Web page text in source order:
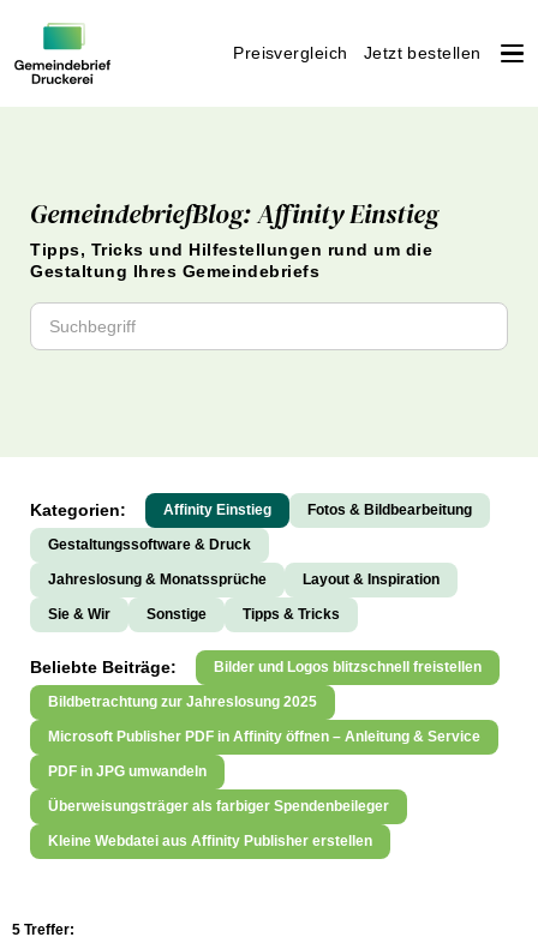
Preisvergleich Jetzt bestellen
GemeindebriefBlog: Affinity Einstieg
Tipps, Tricks und Hilfestellungen rund um die
Gestaltung Ihres Gemeindebriefs
Kategorien: Affinity Einstieg Fotos & Bildbearbeitung
Gestaltungssoftware & Druck
Jahreslosung & Monatssprüche Layout & Inspiration
Sie & Wir Sonstige Tipps & Tricks
Beliebte Beiträge: Bilder und Logos blitzschnell freistellen
Bildbetrachtung zur Jahreslosung 2025
Microsoft Publisher PDF in Affinity öffnen – Anleitung & Service
PDF in JPG umwandeln
Überweisungsträger als farbiger Spendenbeileger
Kleine Webdatei aus Affinity Publisher erstellen
5 Treffer: